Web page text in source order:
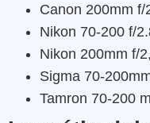
Canon 200mm f/
Nikon 70-200 f/
Nikon 200mm f/
Sigma 70-
Tamron 70-200